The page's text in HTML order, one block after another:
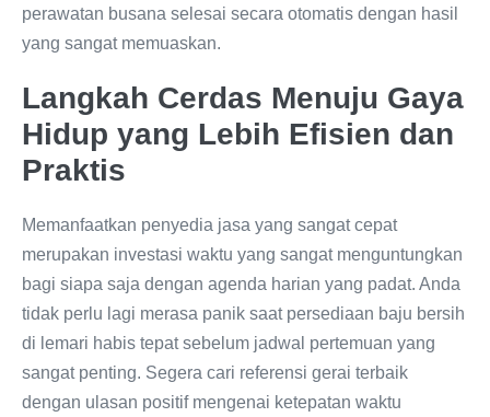
perawatan busana selesai secara otomatis dengan hasil
yang sangat memuaskan.
Langkah Cerdas Menuju Gaya
Hidup yang Lebih Efisien dan
Praktis
Memanfaatkan penyedia jasa yang sangat cepat
merupakan investasi waktu yang sangat menguntungkan
bagi siapa saja dengan agenda harian yang padat. Anda
tidak perlu lagi merasa panik saat persediaan baju bersih
di lemari habis tepat sebelum jadwal pertemuan yang
sangat penting. Segera cari referensi gerai terbaik
dengan ulasan positif mengenai ketepatan waktu